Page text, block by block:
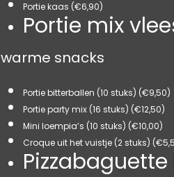
Portie kaas (€6,90)
Portie mix
warme snacks
Portie bitterballen (10 stuks) (€9,50)
Portie party mix (16 stuks) (€12,50)
Mini loempia’s (10 stuks) (€10,00)
Croque uit het vuistje (2 stuks)